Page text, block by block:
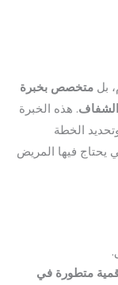
بل متخصص بخبرة
. هذه الخبرة
الخطة
يحتاج فيها المريض
متطورة في